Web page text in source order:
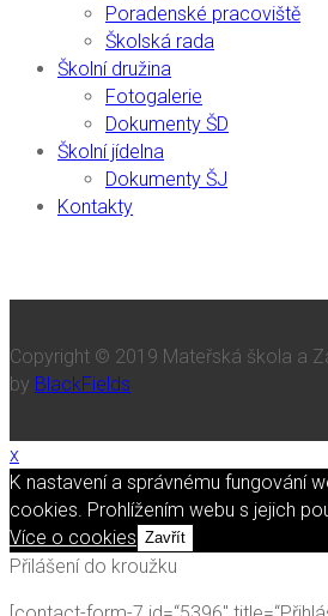
Poradenské pracoviště
Školská rada
Školní družina
Fotogalerie
Dokumenty ŠD
Školní jídelna
Dokumenty ŠJ
Kontakty
Copyright © 2019 Mateřská škola a
by BlackFields
x
K nastavení a správnému fungování
cookies. Prohlížením webu s jejich
Více o cookies Zavřít
Přilášení do kroužku